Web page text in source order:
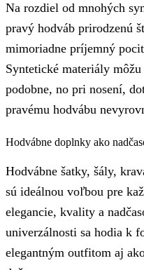
Na rozdiel od mnohých
pravý hodváb prirodzenú
mimoriadne príjemný
Syntetické materiály
podobne, no pri nosení,
pravému hodvábu
Hodvábne doplnky ako
Hodvábne šatky, šály,
sú ideálnou voľbou pre
elegancie, kvality a
univerzálnosti sa hodia k
elegantným outfitom aj